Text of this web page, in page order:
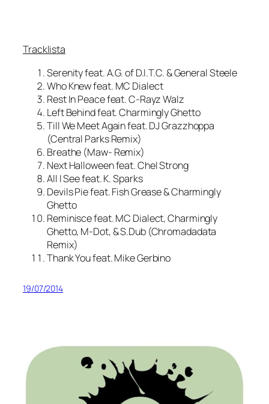
Tracklista
Serenity feat. A.G. of D.I.T.C. & General Steele
Who Knew feat. MC Dialect
Rest In Peace feat. C-Rayz Walz
Left Behind feat. Charmingly Ghetto
Till We Meet Again feat. DJ Grazzhoppa
(Central Parks Remix)
Breathe (Maw- Remix)
Next Halloween feat. Chel Strong
All I See feat. K. Sparks
Devils Pie feat. Fish Grease & Charmingly
Ghetto
Reminisce feat. MC Dialect, Charmingly
Ghetto, M-Dot, & S.Dub (Chromadadata
Remix)
Thank You feat. Mike Gerbino
19/07/2014